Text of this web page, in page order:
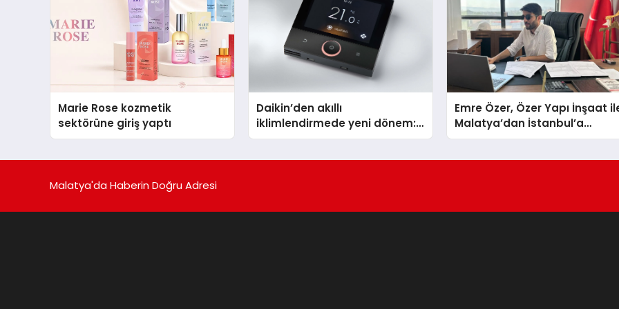
Marie Rose kozmetik
sektörüne giriş yaptı
Daikin’den akıllı
iklimlendirmede yeni dönem:
Madoka Plus Türkiye’de
Emre Özer, Özer Yapı İnşaat
Malatya’dan İstanbul’a
Uzanan Başarı Hikâyesi
Malatya'da Haberin Doğru Adresi